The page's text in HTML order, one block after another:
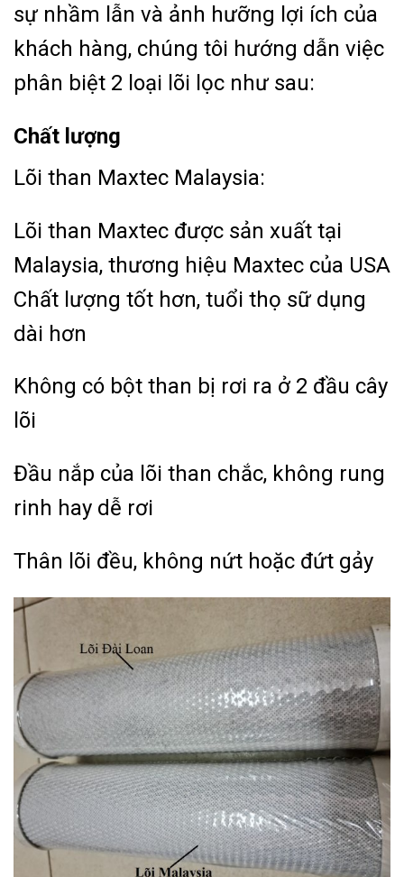
sự nhầm lẫn và ảnh hưỡng lợi ích của
khách hàng, chúng tôi hướng dẫn việc
phân biệt 2 loại lõi lọc như sau:
Chất lượng
Lõi than Maxtec Malaysia:
Lõi than Maxtec được sản xuất tại
Malaysia, thương hiệu Maxtec của USA
Chất lượng tốt hơn, tuổi thọ sữ dụng
dài hơn
Không có bột than bị rơi ra ở 2 đầu cây
lõi
Đầu nắp của lõi than chắc, không rung
rinh hay dễ rơi
Thân lõi đều, không nứt hoặc đứt gảy